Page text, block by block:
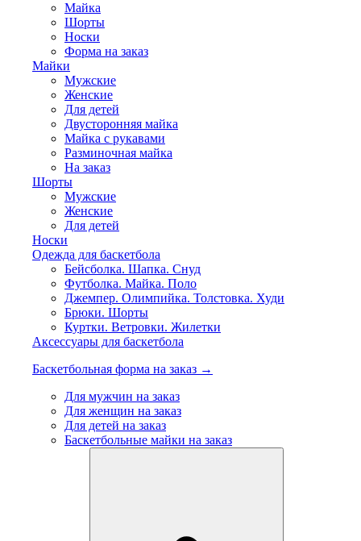
Майка
Шорты
Носки
Форма на заказ
Майки
Мужские
Женские
Для детей
Двусторонняя майка
Майка с рукавами
Разминочная майка
На заказ
Шорты
Мужские
Женские
Для детей
Носки
Одежда для баскетбола
Бейсболка. Шапка. Снуд
Футболка. Майка. Поло
Джемпер. Олимпийка. Толстовка. Худи
Брюки. Шорты
Куртки. Ветровки. Жилетки
Аксессуары для баскетбола
Баскетбольная форма на заказ →
Для мужчин на заказ
Для женщин на заказ
Для детей на заказ
Баскетбольные майки на заказ